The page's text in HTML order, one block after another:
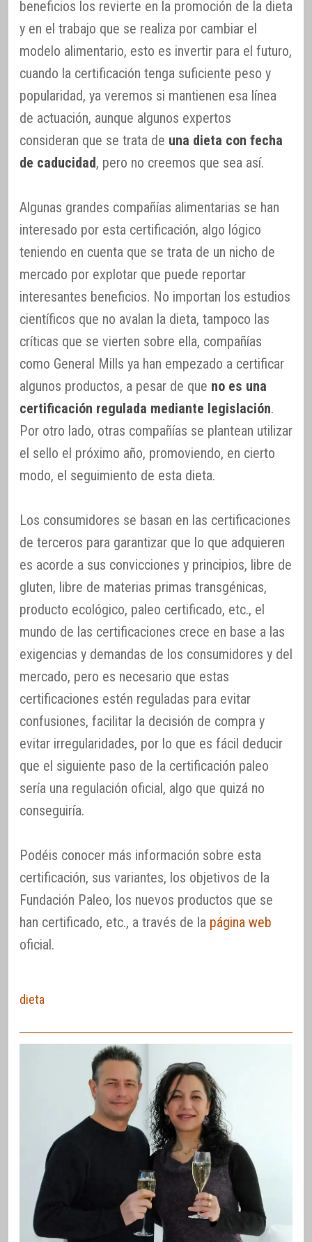
beneficios los revierte en la promoción de la dieta
y en el trabajo que se realiza por cambiar el
modelo alimentario, esto es invertir para el futuro,
cuando la certificación tenga suficiente peso y
popularidad, ya veremos si mantienen esa línea
de actuación, aunque algunos expertos
consideran que se trata de una dieta con fecha
de caducidad, pero no creemos que sea así.
Algunas grandes compañías alimentarias se han
interesado por esta certificación, algo lógico
teniendo en cuenta que se trata de un nicho de
mercado por explotar que puede reportar
interesantes beneficios. No importan los estudios
científicos que no avalan la dieta, tampoco las
críticas que se vierten sobre ella, compañías
como General Mills ya han empezado a certificar
algunos productos, a pesar de que no es una
certificación regulada mediante legislación.
Por otro lado, otras compañías se plantean utilizar
el sello el próximo año, promoviendo, en cierto
modo, el seguimiento de esta dieta.
Los consumidores se basan en las certificaciones
de terceros para garantizar que lo que adquieren
es acorde a sus convicciones y principios, libre de
gluten, libre de materias primas transgénicas,
producto ecológico, paleo certificado, etc., el
mundo de las certificaciones crece en base a las
exigencias y demandas de los consumidores y del
mercado, pero es necesario que estas
certificaciones estén reguladas para evitar
confusiones, facilitar la decisión de compra y
evitar irregularidades, por lo que es fácil deducir
que el siguiente paso de la certificación paleo
sería una regulación oficial, algo que quizá no
conseguiría.
Podéis conocer más información sobre esta
certificación, sus variantes, los objetivos de la
Fundación Paleo, los nuevos productos que se
han certificado, etc., a través de la página web
oficial.
dieta